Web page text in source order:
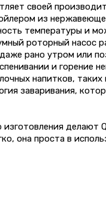
своей
из
температуры и
роторный насос
рано утром или
и горение
напитков, таких
заваривания,
делают
она проста в